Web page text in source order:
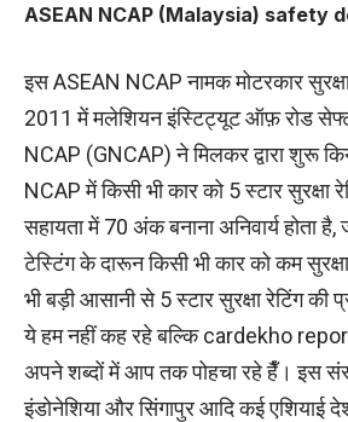
ASEAN NCAP (Malaysia) safety
इस ASEAN NCAP नामक मोटरकार
2011 में मलेशियन इंस्टिट्यूट ऑफ़ रोड
NCAP (GNCAP) ने मिलकर द्वारा शुरू
NCAP में किसी भी कार को 5 स्टार सुरक्षा
सहायता में 70 अंक बनाना अनिवार्य होता
टेस्टिंग के दारून किसी भी कार को कम
भी बड़ी आसानी से 5 स्टार सुरक्षा रेटिंग की
ये हम नहीं कह रहे बल्किcardekho
अपने शब्दों में आप तक पोहचा रहे हैँ। इस
इंडोनेशिया और सिंगापुर आदि कई एशियाई